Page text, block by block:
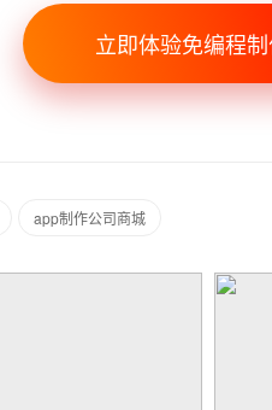
立即体验免编程
app制作公司商城